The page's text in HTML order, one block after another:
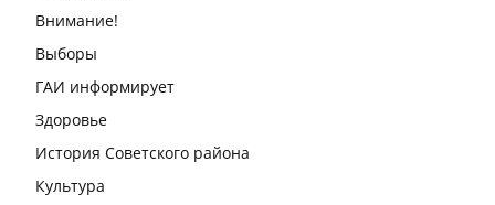
Внимание!
Выборы
ГАИ информирует
Здоровье
История Советского района
Культура